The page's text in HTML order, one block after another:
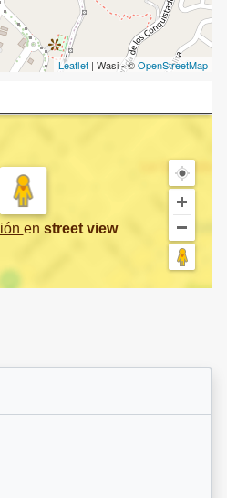
Leaflet | Wasi - ©OpenStreetMap
en street view